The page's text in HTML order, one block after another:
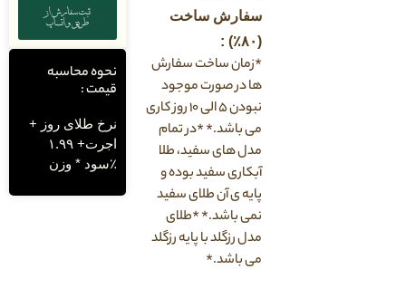
نحوه محاسبه
قیمت :
نرخ طلای روز +
اجرت+ ۱.۹۹
٪سود * وزن
سفارش ساخت
*زمان ساخت سفارش
ها در صورت موجود
نبودن ۵ الی ۱۰ روز کاری
می باشد.* *در تمام
مدل های سفید، طلا
آبکاری سفید بوده و
پایه ی آن طلای سفید
نمی باشد.* *طلای
مدل رزگلد با پایه رزگلد
می باشد.*